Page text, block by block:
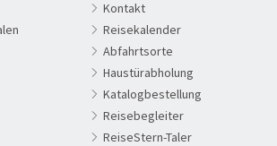
& Silvesterreisen
Kontakt
Reisekalender
Abfahrtsorte
Haustürabholung
Katalogbestellung
Reisebegleiter
ReiseStern-Taler